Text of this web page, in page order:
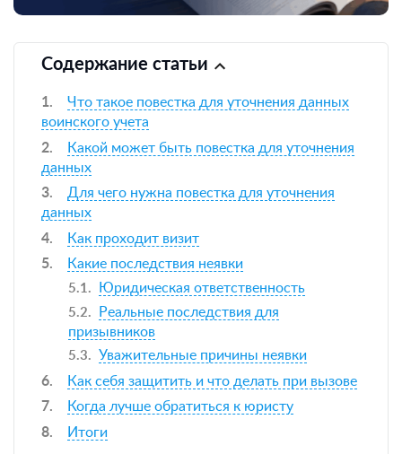
Содержание статьи
Что такое повестка для уточнения данных
воинского учета
Какой может быть повестка для уточнения
данных
Для чего нужна повестка для уточнения
данных
Как проходит визит
Какие последствия неявки
Юридическая ответственность
Реальные последствия для
призывников
Уважительные причины неявки
Как себя защитить и что делать при вызове
Когда лучше обратиться к юристу
Итоги